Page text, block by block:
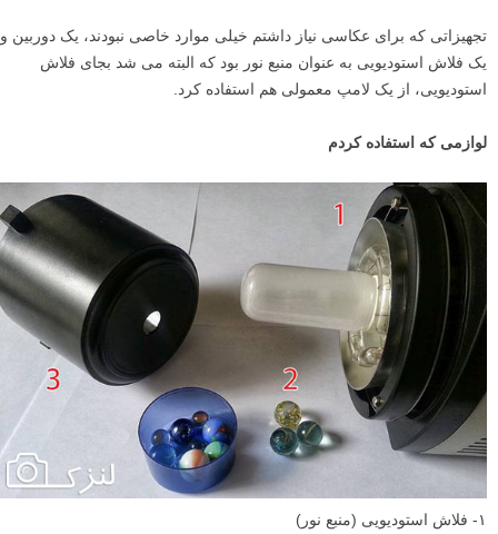
تجهیزاتی که برای عکاسی نیاز داشتم خیلی موارد خاصی نبودند، یک دوربین و
یک فلاش استودیویی به عنوان منبع نور بود که البته می شد بجای فلاش
استودیویی، از یک لامپ معمولی هم استفاده کرد.
لوازمی که استفاده کردم
۱- فلاش استودیویی (منبع نور)